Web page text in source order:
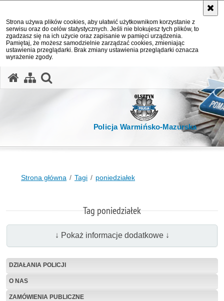
Strona używa plików cookies, aby ułatwić użytkownikom korzystanie z
serwisu oraz do celów statystycznych. Jeśli nie blokujesz tych plików, to
zgadzasz się na ich użycie oraz zapisanie w pamięci urządzenia.
Pamiętaj, że możesz samodzielnie zarządzać cookies, zmieniając
ustawienia przeglądarki. Brak zmiany ustawienia przeglądarki oznacza
wyrażenie zgody.
Policja Warmińsko-Mazurska
Strona główna Tagi poniedziałek
Tag poniedziałek
↓ Pokaż informacje dodatkowe ↓
DZIAŁANIA POLICJI
O NAS
ZAMÓWIENIA PUBLICZNE